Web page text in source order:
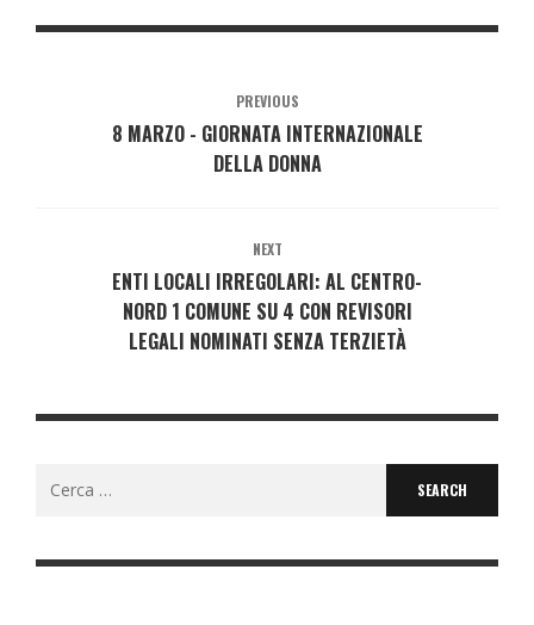
PREVIOUS
8 MARZO - GIORNATA INTERNAZIONALE
DELLA DONNA
NEXT
ENTI LOCALI IRREGOLARI: AL CENTRO-
NORD 1 COMUNE SU 4 CON REVISORI
LEGALI NOMINATI SENZA TERZIETÀ